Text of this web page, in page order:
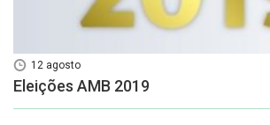
12 agosto
Eleições AMB 2019